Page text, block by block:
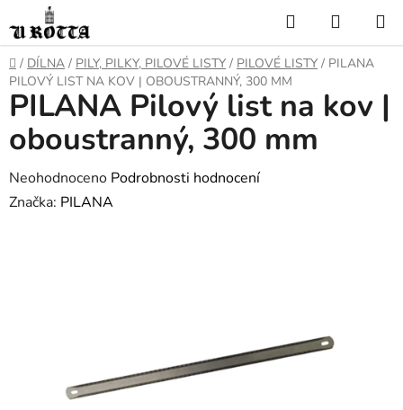
na
obsah
Hledat
KOŠÍK
DOMŮ
/ DÍLNA / PILY, PILKY, PILOVÉ LISTY / PILOVÉ LISTY / PILANA
PILOVÝ LIST NA KOV | OBOUSTRANNÝ, 300 MM
PILANA Pilový list na kov |
oboustranný, 300 mm
Průměrné
hodnocení
Neohodnoceno Podrobnosti hodnocení
Značka: PILANA